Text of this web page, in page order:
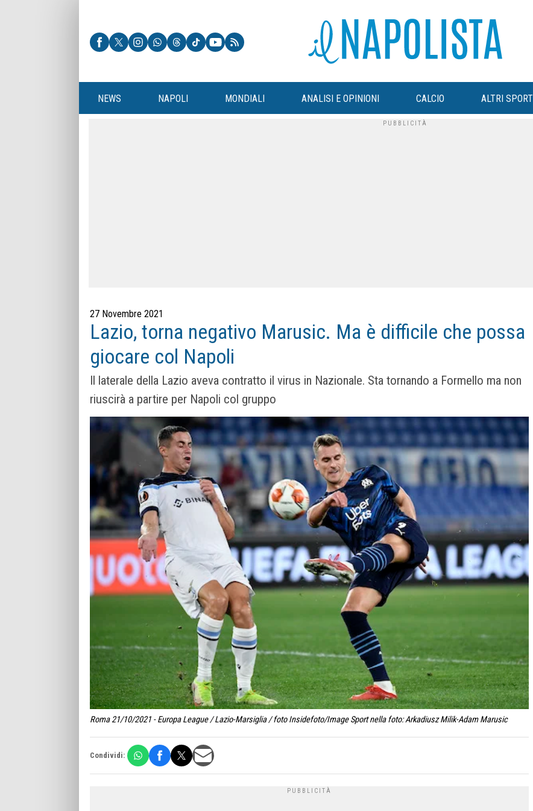
NEWS NAPOLI MONDIALI ANALISI E OPINIONI CALCIO ALTRI SPORT
27 Novembre 2021
Lazio, torna negativo Marusic. Ma è difficile che possa
giocare col Napoli
Il laterale della Lazio aveva contratto il virus in Nazionale. Sta tornando a Formello ma non
riuscirà a partire per Napoli col gruppo
Roma 21/10/2021 - Europa League / Lazio-Marsiglia / foto Insidefoto/Image Sport nella foto: Arkadiusz Milik-Adam Marusic
Condividi: